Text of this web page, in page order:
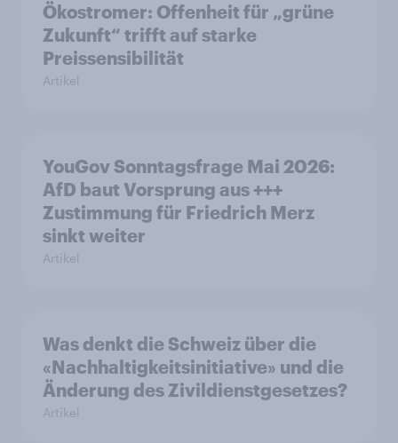
Ökostromer: Offenheit für „grüne
Zukunft“ trifft auf starke
Preissensibilität
Artikel
YouGov Sonntagsfrage Mai 2026:
AfD baut Vorsprung aus +++
Zustimmung für Friedrich Merz
sinkt weiter
Artikel
Was denkt die Schweiz über die
«Nachhaltigkeitsinitiative» und die
Änderung des Zivildienstgesetzes?
Artikel